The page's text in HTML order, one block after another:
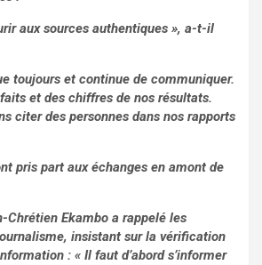
aux sources authentiques », a-t-il
toujours et continue de communiquer.
et des chiffres de nos résultats.
citer des personnes dans nos rapports
pris part aux échanges en amont de
Chrétien Ekambo a rappelé les
insistant sur la vérification
: « Il faut d’abord s’informer